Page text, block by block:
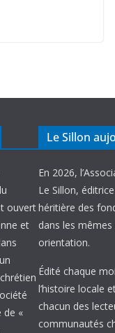
ouvert
et
de «
Le Sillon
En 2026,
Le Sillon,
héritière des
dans les
orientation.
Édité chaque
l’histoire locale
chacun des
communautés